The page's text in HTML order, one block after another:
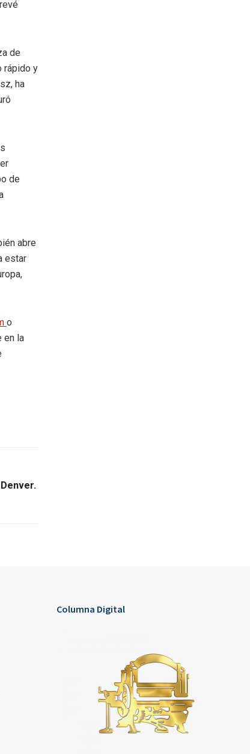
de
rápido y
ha
de
abre
estar
o
en la
Columna Digital